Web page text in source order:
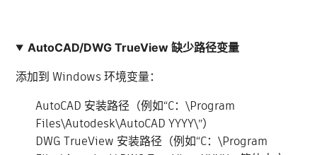
AutoCAD/DWG TrueView 缺少路径变量
添加到 Windows 环境变量：
AutoCAD 安装路径（例如“C：\Program
Files\Autodesk\AutoCAD YYYY\”）
DWG TrueView 安装路径（例如“C：\Program